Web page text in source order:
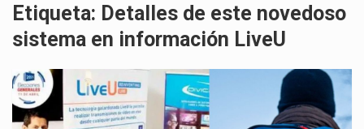
Etiqueta: Detalles de este novedoso
sistema en información LiveU